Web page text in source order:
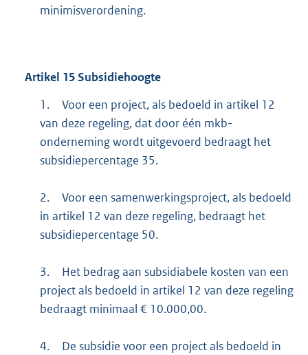
minimisverordening.
Artikel 15Subsidiehoogte
1.
Voor een project, als bedoeld in artikel 12
van deze regeling, dat door één mkb-
onderneming wordt uitgevoerd bedraagt het
subsidiepercentage 35.
2.
Voor een samenwerkingsproject, als bedoeld
in artikel 12 van deze regeling, bedraagt het
subsidiepercentage 50.
3.
Het bedrag aan subsidiabele kosten van een
project als bedoeld in artikel 12 van deze regeling
bedraagt minimaal € 10.000,00.
4.
De subsidie voor een project als bedoeld in